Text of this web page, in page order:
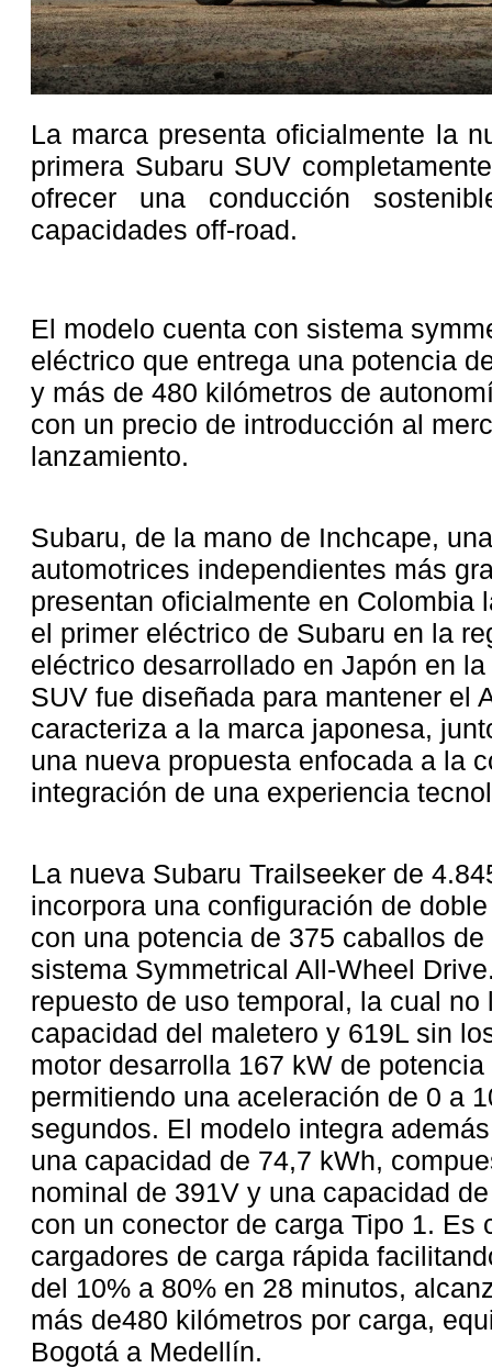
La marca presenta oficialmente la
primera Subaru SUV
ofrecer una conducción
capacidades off-road.
El modelo cuenta con sistema
eléctrico que entrega una potencia
y más de 480 kilómetros de
con un precio de introducción al
lanzamiento.
Subaru, de la mano de Inchcape,
automotrices independientes más
presentan oficialmente en Colombia
el primer eléctrico de Subaru en la
eléctrico desarrollado en Japón en
SUV fue diseñada para mantener el
caracteriza a la marca japonesa,
una nueva propuesta enfocada a la
integración de una experiencia
La nueva Subaru Trailseeker de
incorpora una configuración de
con una potencia de 375 caballos
sistema Symmetrical All-Wheel
repuesto de uso temporal, la cual no
capacidad del maletero y 619L sin
motor desarrolla 167 kW de
permitiendo una aceleración de 0 a
segundos. El modelo integra
una capacidad de 74,7 kWh,
nominal de 391V y una capacidad
con un conector de carga Tipo 1. Es
cargadores de carga rápida
del 10% a 80% en 28 minutos,
más de480 kilómetros por carga,
Bogotá a Medellín.